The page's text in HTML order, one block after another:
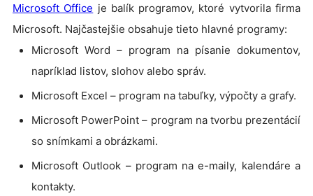
Microsoft Office je balík programov, ktoré vytvorila firma
Microsoft. Najčastejšie obsahuje tieto hlavné programy:
Microsoft Word – program na písanie dokumentov,
napríklad listov, slohov alebo správ.
Microsoft Excel – program na tabuľky, výpočty a grafy.
Microsoft PowerPoint – program na tvorbu prezentácií
so snímkami a obrázkami.
Microsoft Outlook – program na e-maily, kalendáre a
kontakty.